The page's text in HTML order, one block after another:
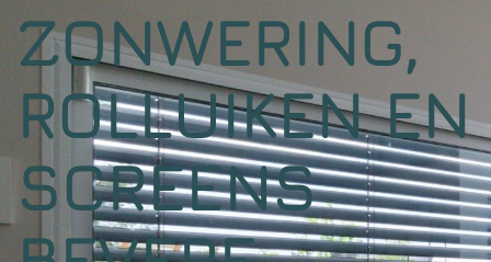
ZONWERING,
ROLLUIKEN EN
SCREENS